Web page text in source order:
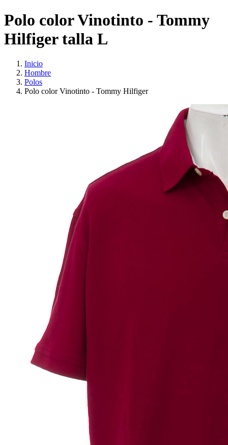
Polo color Vinotinto - Tommy
Hilfiger talla L
Inicio
Hombre
Polos
Polo color Vinotinto - Tommy Hilfiger